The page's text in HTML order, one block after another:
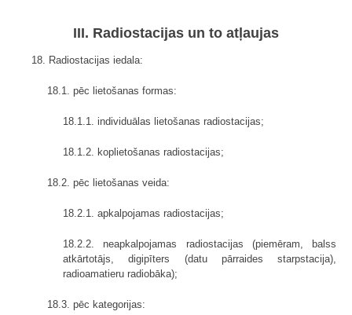
III. Radiostacijas un to atļaujas
18. Radiostacijas iedala:
18.1. pēc lietošanas formas:
18.1.1. individuālas lietošanas radiostacijas;
18.1.2. koplietošanas radiostacijas;
18.2. pēc lietošanas veida:
18.2.1. apkalpojamas radiostacijas;
18.2.2. neapkalpojamas radiostacijas (piemēram, balss
atkārtotājs, digipīters (datu pārraides starpstacija),
radioamatieru radiobāka);
18.3. pēc kategorijas: